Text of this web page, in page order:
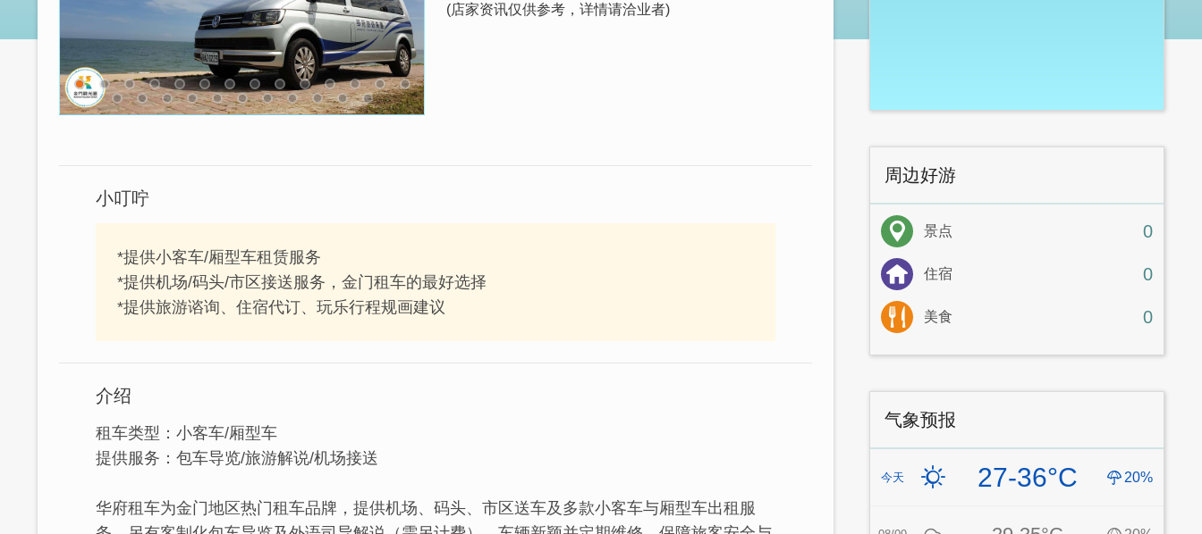
(店家资讯仅供参考，详情请洽业者)
小叮咛
*提供小客车/厢型车租赁服务
*提供机场/码头/市区接送服务，金门租车的最好选择
*提供旅游谘询、住宿代订、玩乐行程规画建议
介绍
租车类型：小客车/厢型车
提供服务：包车导览/旅游解说/机场接送
华府租车为金门地区热门租车品牌，提供机场、码头、市区送车及多款小客车与厢型车出租服
周边好游
景点 0
住宿 0
美食 0
气象预报
今天 27-36°C 20%